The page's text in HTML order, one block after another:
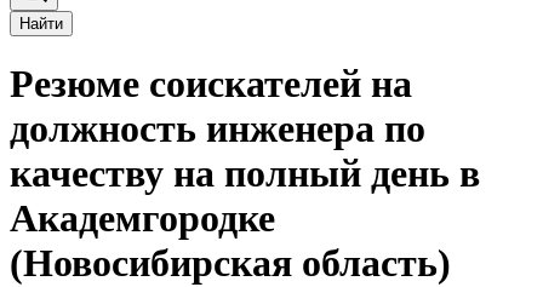
Найти
Резюме соискателей на
должность инженера по
качеству на полный день в
Академгородке
(Новосибирская область)